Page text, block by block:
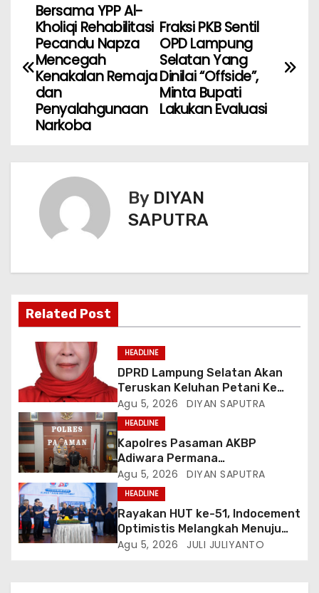
Fraksi PKB Sentil
OPD Lampung
Selatan Yang
Dinilai “Offside”,
Minta Bupati
Lakukan Evaluasi
Bersama YPP Al-
Kholiqi Rehabilitasi
Pecandu Napza
Mencegah
Kenakalan Remaja
dan
Penyalahgunaan
Narkoba
By DIYAN
SAPUTRA
Related Post
HEADLINE
DPRD Lampung Selatan Akan
Teruskan Keluhan Petani Ke
Dinas Terkait, Minta Audit
Penyaluran Pupuk Bersubsidi Di
Desa Budi Lestari
Agu 5, 2026 DIYAN SAPUTRA
HEADLINE
Kapolres Pasaman AKBP
Adiwara Permana
Anggawisastra S.I.K. Sambut
Kedatangan Kepala Cakrawala
Tv Sumatera Barat
Agu 5, 2026 DIYAN SAPUTRA
HEADLINE
Rayakan HUT ke-51, Indocement
Optimistis Melangkah Menuju
Masa Depan Lebih Hijau
Agu 5, 2026 JULI JULIYANTO